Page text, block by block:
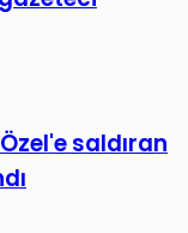
saldıran